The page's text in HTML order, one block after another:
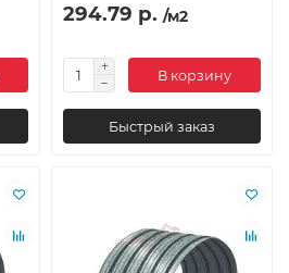
294.79 р. /м2
В корзину
Быстрый заказ